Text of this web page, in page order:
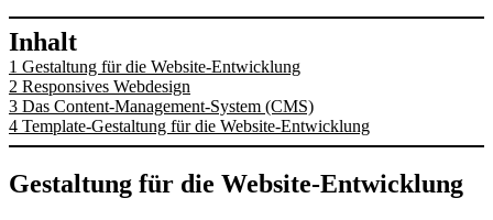
Inhalt
1 Gestaltung für die Website-Entwicklung
2 Responsives Webdesign
3 Das Content-Management-System (CMS)
4 Template-Gestaltung für die Website-Entwicklung
Gestaltung für die Website-Entwicklung